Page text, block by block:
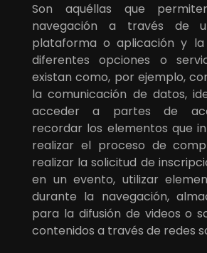
Son aquéllas que
navegación a través de
plataforma o aplicación y la
diferentes opciones o
existan como, por ejemplo,
la comunicación de datos,
acceder a partes de
recordar los elementos que
realizar el proceso de
realizar la solicitud de
en un evento, utilizar
durante la navegación,
para la difusión de videos o
contenidos a través de redes